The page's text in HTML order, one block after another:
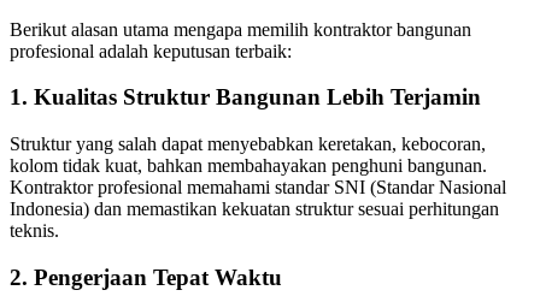
Berikut alasan utama mengapa memilih kontraktor bangunan
profesional adalah keputusan terbaik:
1. Kualitas Struktur Bangunan Lebih Terjamin
Struktur yang salah dapat menyebabkan keretakan, kebocoran,
kolom tidak kuat, bahkan membahayakan penghuni bangunan.
Kontraktor profesional memahami standar SNI (Standar Nasional
Indonesia) dan memastikan kekuatan struktur sesuai perhitungan
teknis.
2. Pengerjaan Tepat Waktu